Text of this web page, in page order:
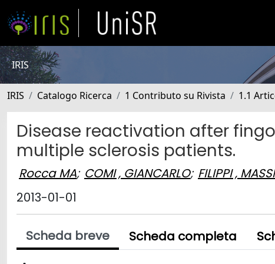
IRIS
IRIS Catalogo Ricerca 1 Contributo su Rivista 1.1
Disease reactivation after
multiple sclerosis patients.
Rocca MA; COMI , GIANCARLO; FILIPPI ,
2013-01-01
Scheda breve Scheda completa